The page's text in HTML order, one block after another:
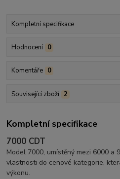
Kompletní specifikace
Hodnocení 0
Komentáře 0
Související zboží 2
Kompletní specifikace
7000 CDT
Model 7000, umístěný mezi 6000 a
vlastnosti do cenové kategorie,
výkonu.